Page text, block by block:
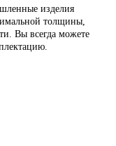
изделия
толщины,
Вы всегда можете